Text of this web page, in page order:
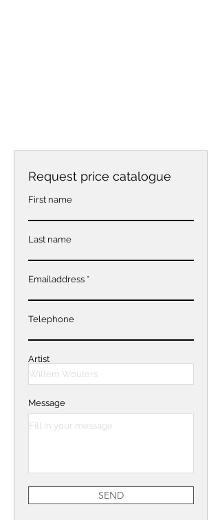
Request price catalogue
First name
Last name
Emailaddress
Telephone
Artist
Message
SEND